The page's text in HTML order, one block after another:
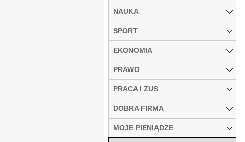
NAUKA
SPORT
EKONOMIA
PRAWO
PRACA I ZUS
DOBRA FIRMA
MOJE PIENIĄDZE